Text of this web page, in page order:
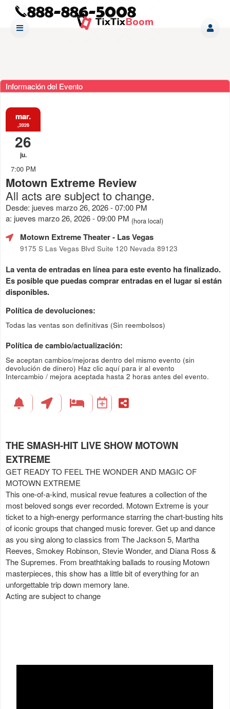
Información del Evento
mar.
,2026
26
ju.
7:00 PM
Motown Extreme Review
All acts are subject to change.
Desde: jueves marzo 26, 2026 - 07:00 PM
a: jueves marzo 26, 2026 - 09:00 PM (hora local)
Motown Extreme Theater- Las Vegas
9175 S Las Vegas Blvd Suite 120 Nevada 89123
La venta de entradas en línea para este evento ha finalizado.
Es posible que puedas comprar entradas en el lugar si están
disponibles.
Política de devoluciones:
Todas las ventas son definitivas (Sin reembolsos)
Política de cambio/actualización:
Se aceptan cambios/mejoras dentro del mismo evento (sin
devolución de dinero) Haz clic aquí para ir al evento
Intercambio / mejora aceptada hasta 2 horas antes del evento.
THE SMASH-HIT LIVE SHOW MOTOWN
EXTREME
GET READY TO FEEL THE WONDER AND MAGIC OF
MOTOWN EXTREME
This one-of-a-kind, musical revue features a collection of the
most beloved songs ever recorded. Motown Extreme is your
ticket to a high-energy performance starring the chart-busting hits
of iconic groups that changed music forever. Get up and dance
as you sing along to classics from The Jackson 5, Martha
Reeves, Smokey Robinson, Stevie Wonder, and Diana Ross &
The Supremes. From breathtaking ballads to rousing Motown
masterpieces, this show has a little bit of everything for an
unforgettable trip down memory lane.
Acting are subject to change